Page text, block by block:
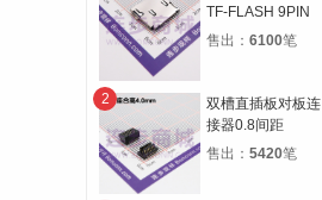
TF-FLASH 9PIN
MICRO SD CARD
售出： 6100笔
2
双槽直插板对板连
接器0.8间距
12P(2*6) 合高
售出： 5420笔